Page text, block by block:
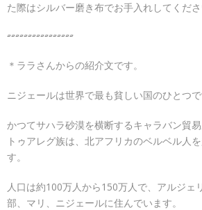
た際はシルバー磨き布でお手入れしてくださ
▱▱▱▱▱▱▱▱▱▱▱▱▱▱▱▱
＊ララさんからの紹介文です。
ニジェールは世界で最も貧しい国のひとつで
かつてサハラ砂漠を横断するキャラバン貿
トゥアレグ族は、北アフリカのベルベル人
す。
人口は約100万人から150万人で、アルジェ
部、マリ、ニジェールに住んでいます。